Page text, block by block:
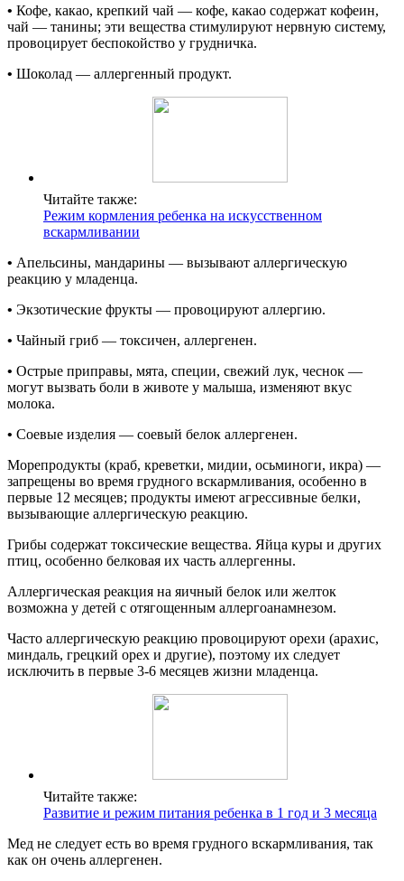
• Кофе, какао, крепкий чай — кофе, какао содержат кофеин,
чай — танины; эти вещества стимулируют нервную систему,
провоцирует беспокойство у грудничка.
• Шоколад — аллергенный продукт.
Читайте также:
Режим кормления ребенка на искусственном
вскармливании
• Апельсины, мандарины — вызывают аллергическую
реакцию у младенца.
• Экзотические фрукты — провоцируют аллергию.
• Чайный гриб — токсичен, аллергенен.
• Острые приправы, мята, специи, свежий лук, чеснок —
могут вызвать боли в животе у малыша, изменяют вкус
молока.
• Соевые изделия — соевый белок аллергенен.
Морепродукты (краб, креветки, мидии, осьминоги, икра) —
запрещены во время грудного вскармливания, особенно в
первые 12 месяцев; продукты имеют агрессивные белки,
вызывающие аллергическую реакцию.
Грибы содержат токсические вещества. Яйца куры и других
птиц, особенно белковая их часть аллергенны.
Аллергическая реакция на яичный белок или желток
возможна у детей с отягощенным аллергоанамнезом.
Часто аллергическую реакцию провоцируют орехи (арахис,
миндаль, грецкий орех и другие), поэтому их следует
исключить в первые 3-6 месяцев жизни младенца.
Читайте также:
Развитие и режим питания ребенка в 1 год и 3 месяца
Мед не следует есть во время грудного вскармливания, так
как он очень аллергенен.